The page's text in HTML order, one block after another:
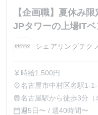
【企画職】夏休み
JPタワーの上場ITベ
シェアリングテク
currency_yen 時給1,500円
place名古屋市中村区名駅1-
train名古屋駅から徒歩3分（
calendar_today週5日〜 / 週40時間〜